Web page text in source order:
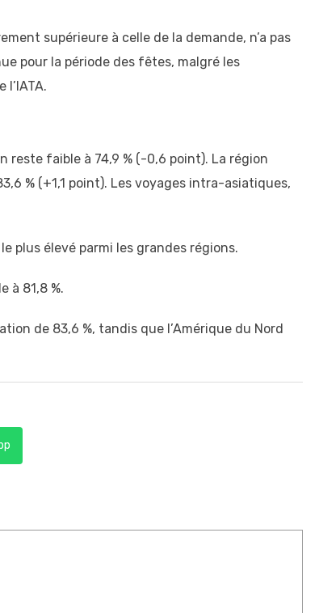
supérieure à celle de la demande, n’a pas
pour la période des fêtes, malgré les
reste faible à 74,9 % (-0,6 point). La région
% (+1,1 point). Les voyages intra-asiatiques,
plus élevé parmi les grandes régions.
à 81,8 %.
de 83,6 %, tandis que l’Amérique du Nord